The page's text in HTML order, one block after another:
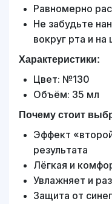
Равномерно
Не забудьте
вокруг рта и
Характеристики:
Цвет: №130
Объём: 35 мл
Почему стоит
Эффект
результата
Лёгкая и
Увлажняет и
Защита от